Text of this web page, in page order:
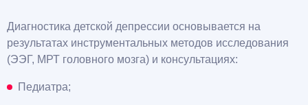
Диагностика детской депрессии основывается на
результатах инструментальных методов исследования
(ЭЭГ, МРТ головного мозга) и консультациях:
Педиатра;